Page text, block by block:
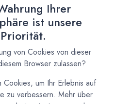
Ihrer
ist unsere
Priorität.
von Cookies von dieser
Browser zulassen?
um Ihr Erlebnis auf
zu verbessern. Mehr über